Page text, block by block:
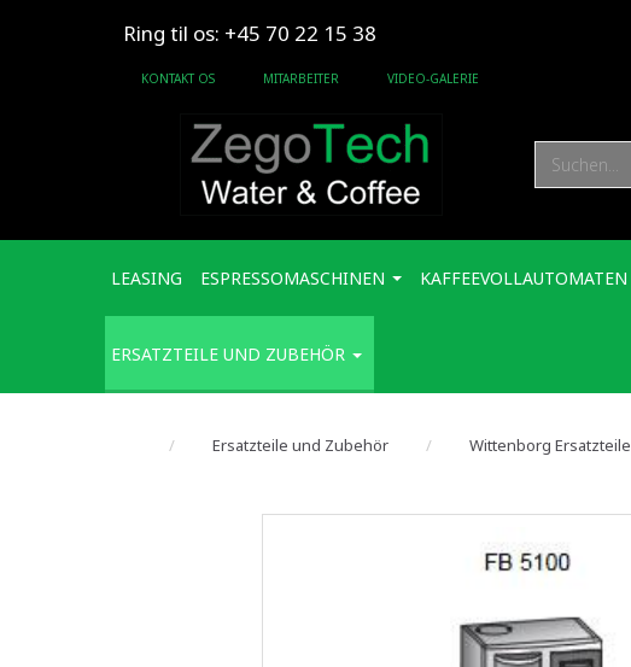
Ring til os: +45 70 22 15 38
KONTAKT OS MITARBEITER VIDEO-GALERIE
LEASING ESPRESSOMASCHINEN KAFFEEVOLLAUTOMATEN
ERSATZTEILE UND ZUBEHÖR
Ersatzteile und Zubehör Wittenborg Ersatzteile